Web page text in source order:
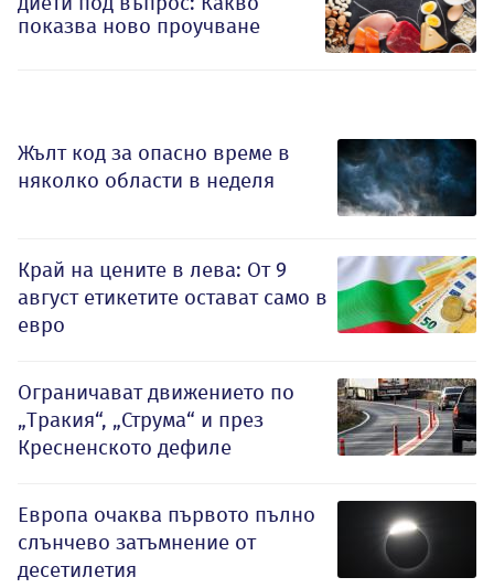
показва ново проучване
Жълт код за опасно време в
няколко области в неделя
Край на цените в лева: От 9
август етикетите остават само в
евро
Ограничават движението по
„Тракия“, „Струма“ и през
Кресненското дефиле
Европа очаква първото пълно
слънчево затъмнение от
десетилетия